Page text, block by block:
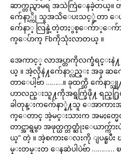
ဆာက္တည္ရာမရ အသဲကြဲေနခဲ့တယ္။
က်ေနာ့္ကို သူအသိေပးသင့္ခဲ့တာ ေပ
က်ေနာ္ လြန္ခဲ့တဲ့တႏွစ္ေက်ာ္ေက်
က္ေပ်ာက္ Fbကိုသုံးလာတယ္ ။
အေကာင့္ လာအပ္တာကိုလက္ခံရင္းနဲ
ယ္ ။ အဲ့လိုနဲ႔က်ေနာ္လည္း အခု ဆက္စ္အ
တာေပါ့ဗ်ာ ………။ ခုထက္ထိ က်ေနာ္
ဟာလည္းသူ႔ကိုအရွက္ခြဲဖို႔ ရည္႐ြယ္
ခါတုန္းကက်ေနာ္နဲ႔သူ ေအာကာ
က္ေတာင္ အဲ့မင္းသားက အမႈတ္မ
တာင္အာရွမွာ အဖုတ္ယက္တတ္ဆုံးေယာက္က်
ယ္” တဲ့ ။ အဲ့စကားေလးကို ျပန္ၿပီ
မ္းတမ္းတ ေနဆဲပါပဲဗ်ာ ………… ၿပီ